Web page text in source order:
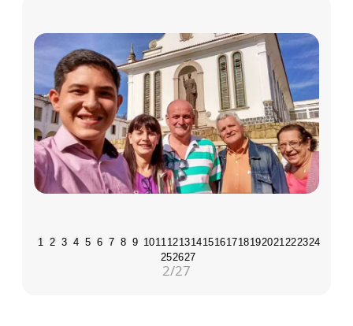
1 2 3 4 5 6 7 8 9 1011 12131415161718192021 222324
252627
2/27